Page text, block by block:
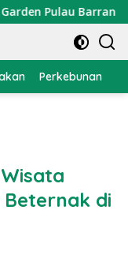
Barrang Caddi
Perkebunan
di